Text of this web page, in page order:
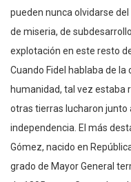
pueden nunca olvidarse
de miseria, de
explotación en este resto
Cuando Fidel hablaba de
humanidad, tal vez estaba
otras tierras lucharon junto
independencia. El más
Gómez, nacido en
grado de Mayor General